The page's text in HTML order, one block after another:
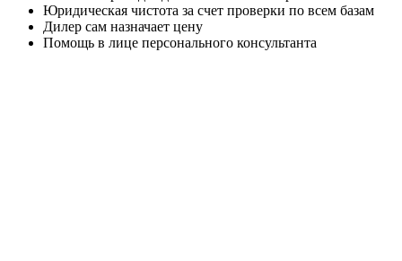
Юридическая чистота за счет проверки по всем базам
Дилер сам назначает цену
Помощь в лице персонального консультанта